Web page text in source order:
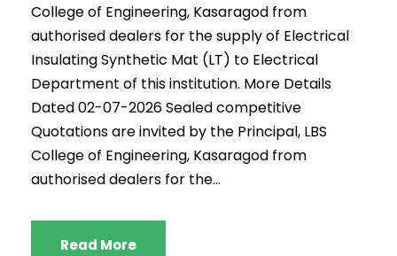
College of Engineering, Kasaragod from
authorised dealers for the supply of Electrical
Insulating Synthetic Mat (LT) to Electrical
Department of this institution. More Details
Dated 02-07-2026 Sealed competitive
Quotations are invited by the Principal, LBS
College of Engineering, Kasaragod from
authorised dealers for the...
Read More